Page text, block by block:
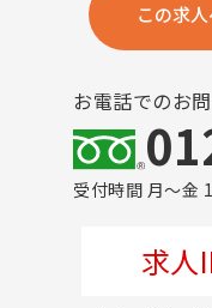
この求
お電話でのお
受付時間 月～金
求人